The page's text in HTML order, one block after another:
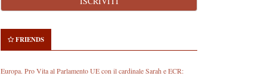
FRIENDS
Europa. Pro Vita al Parlamento UE con il cardinale Sarah e ECR: